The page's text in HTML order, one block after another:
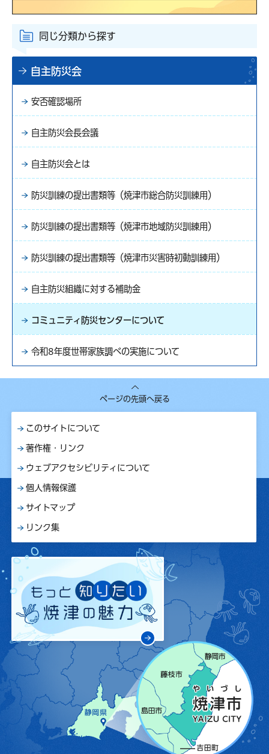
同じ分類から探す
自主防災会
安否確認場所
自主防災会長会議
自主防災会とは
防災訓練の提出書類等（焼津市総合防災訓練用）
防災訓練の提出書類等（焼津市地域防災訓練用）
防災訓練の提出書類等（焼津市災害時初動訓練用）
自主防災組織に対する補助金
コミュニティ防災センターについて
令和8年度世帯家族調べの実施について
ページの先頭へ戻る
このサイトについて
著作権・リンク
ウェブアクセシビリティについて
個人情報保護
サイトマップ
リンク集